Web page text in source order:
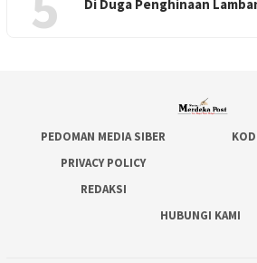
Di Duga Penghinaan
PEDOMAN MEDIA SIBER
PRIVACY POLICY
REDAKSI
HUBUNGI KAMI